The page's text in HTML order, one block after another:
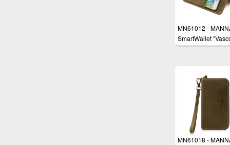
MN61012 -
SmartWallet
MN61018 -